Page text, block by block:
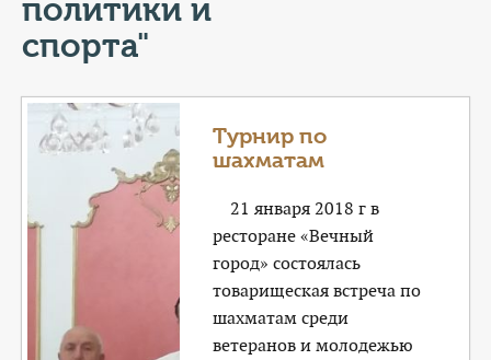
ГЕРОИ Z
КАТАЛОГ УСЛУГ
СЛУЖБА ПО КОНТРАКТУ
политики и
спорта"
Турнир по
шахматам
21 января 2018 г в
ресторане «Вечный
город» состоялась
товарищеская встреча по
шахматам среди
ветеранов и молодежью